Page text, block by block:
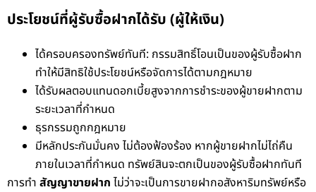
ประโยชน์ที่ผู้รับซื้อฝากได้รับ (ผู้ให้เงิน)
ได้ครอบครองทรัพย์ทันที: กรรมสิทธิ์โอนเป็นของผู้รับซื้อฝาก
ทำให้มีสิทธิใช้ประโยชน์หรือจัดการได้ตามกฎหมาย
ได้รับผลตอบแทนดอกเบี้ยสูงจากการชำระของผู้ขายฝากตาม
ระยะเวลาที่กำหนด
ธุรกรรมถูกกฎหมาย
มีหลักประกันมั่นคง ไม่ต้องฟ้องร้อง หากผู้ขายฝากไม่ไถ่คืน
ภายในเวลาที่กำหนด ทรัพย์สินจะตกเป็นของผู้รับซื้อฝากทันที
การทำ สัญญาขายฝาก ไม่ว่าจะเป็นการขายฝากอสังหาริมทรัพย์หรือ